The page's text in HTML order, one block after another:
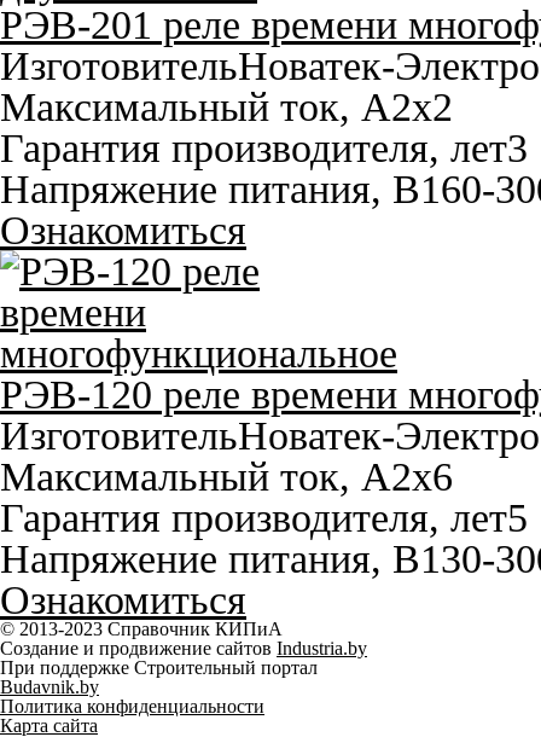
РЭВ-201 реле времени
ИзготовительНоватек-Электро
Максимальный ток, A2x2
Гарантия производителя, лет3
Напряжение питания, В160-
Ознакомиться
РЭВ-120 реле времени
ИзготовительНоватек-Электро
Максимальный ток, A2х6
Гарантия производителя, лет5
Напряжение питания, В130-
Ознакомиться
© 2013-2023 Справочник КИПиА
Создание и продвижение сайтов Industria.by
При поддержке Строительный портал
Budavnik.by
Политика конфиденциальности
Карта сайта